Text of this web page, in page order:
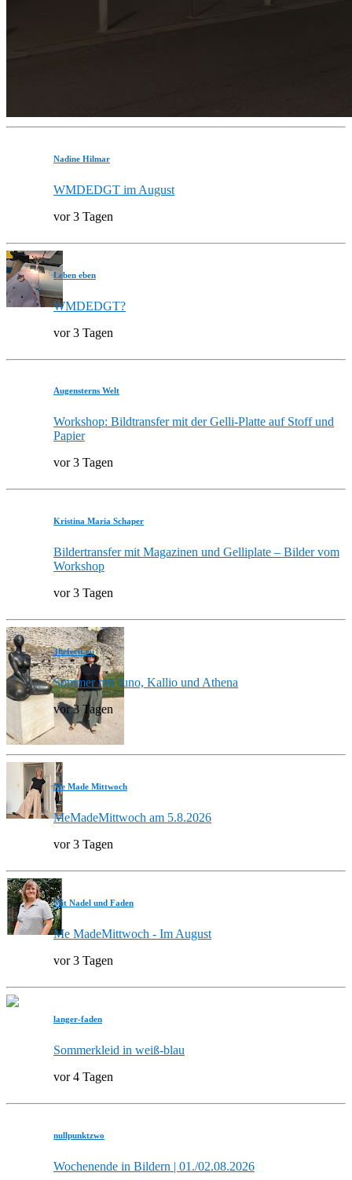
Nadine Hilmar
WMDEDGT im August
vor 3 Tagen
Leben eben
WMDEDGT?
vor 3 Tagen
Augensterns Welt
Workshop: Bildtransfer mit der Gelli-Platte auf Stoff und
Papier
vor 3 Tagen
Kristina Maria Schaper
Bildertransfer mit Magazinen und Gelliplate – Bilder vom
Workshop
vor 3 Tagen
3hefecit.eu
Sommer mit Juno, Kallio und Athena
vor 3 Tagen
Me Made Mittwoch
MeMadeMittwoch am 5.8.2026
vor 3 Tagen
Mit Nadel und Faden
Me MadeMittwoch - Im August
vor 3 Tagen
langer-faden
Sommerkleid in weiß-blau
vor 4 Tagen
nullpunktzwo
Wochenende in Bildern | 01./02.08.2026